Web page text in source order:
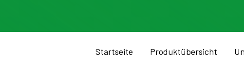
Startseite Produktübersicht